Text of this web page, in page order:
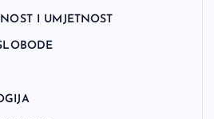
I UMJETNOST